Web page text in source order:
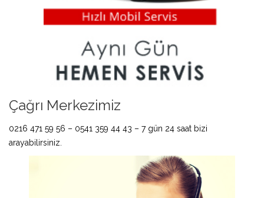
Çağrı Merkezimiz
0216 471 59 56 – 0541 359 44 43 – 7 gün 24 saat bizi
arayabilirsiniz.